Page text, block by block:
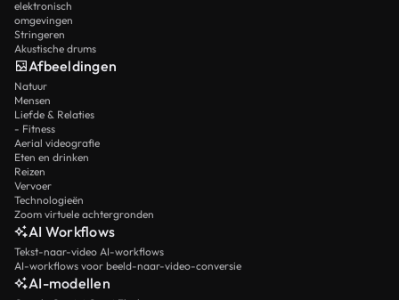
elektronisch
omgevingen
Stringeren
Akustische drums
Afbeeldingen
Natuur
Mensen
Liefde & Relaties
- Fitness
Aerial videografie
Eten en drinken
Reizen
Vervoer
Technologieën
Zoom virtuele achtergronden
AI Workflows
Tekst-naar-video AI-workflows
AI-workflows voor beeld-naar-video-conversie
AI-modellen